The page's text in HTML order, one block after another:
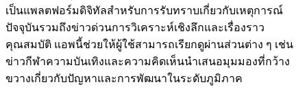
เป็นแพลตฟอร์มดิจิทัลสำหรับการรับทราบเกี่ยวกับเหตุการณ์
ปัจจุบันรวมถึงข่าวด่วนการวิเคราะห์เชิงลึกและเรื่องราว
คุณสมบัติ แอพนี้ช่วยให้ผู้ใช้สามารถเรียกดูผ่านส่วนต่าง ๆ เช่น
ข่าวกีฬาความบันเทิงและความคิดเห็นนำเสนอมุมมองที่กว้าง
ขวางเกี่ยวกับปัญหาและการพัฒนาในระดับภูมิภาค